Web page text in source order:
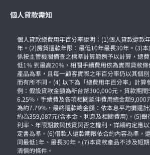
個人貸款需知
個人貸款總費用年百分率說明：(1)個人貸款還款
年。(2)房貸還款年限：最低10年最長30年。(3)
係按主管機關備查之標準計算範例予以計算，總
低1% 到最高20%，相關手續費用依為實際貸款
產品為準，且每一顧客實際之年百分率仍以其個
而有所不同。(4) 以下為「總費用年百分率」計算
例：假設貸款金額為新台幣300,000元，貸款期間
6.25%，手續費及各項相關延伸費用總金額9,000
為約7.79%，最終還款總金額：依本息平均攤還
約為359,087元(含本金、利息及相關費用)。(5)銀
利率、年限期數與核貸與否之權利，詳細約定應
定書為準。(6)借款人還款期限依合約內容為準，
同最低1年、最長30年。(7)本貸款產品不涉及短
清償的條件。